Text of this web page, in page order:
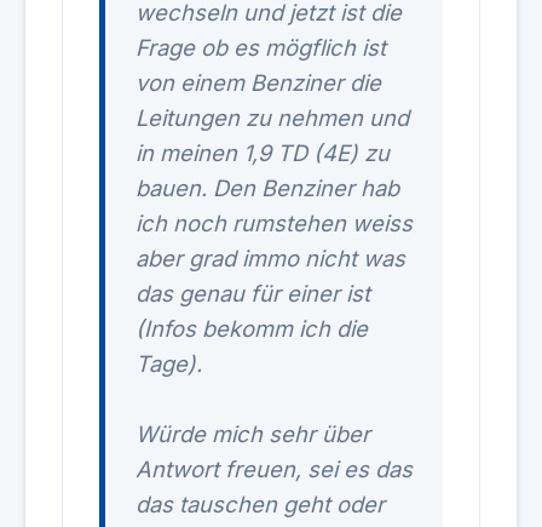
wechseln und jetzt ist die
Frage ob es mögflich ist
von einem Benziner die
Leitungen zu nehmen und
in meinen 1,9 TD (4E) zu
bauen. Den Benziner hab
ich noch rumstehen weiss
aber grad immo nicht was
das genau für einer ist
(Infos bekomm ich die
Tage).
Würde mich sehr über
Antwort freuen, sei es das
das tauschen geht oder